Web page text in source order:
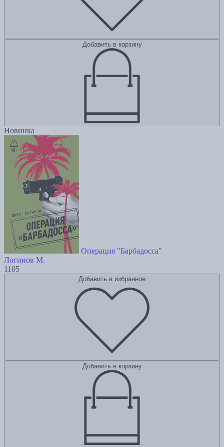
Добавить в корзину
Новинка
Операция "Барбадосса"
Логинов М.
1105
Добавить в избранное
Добавить в корзину